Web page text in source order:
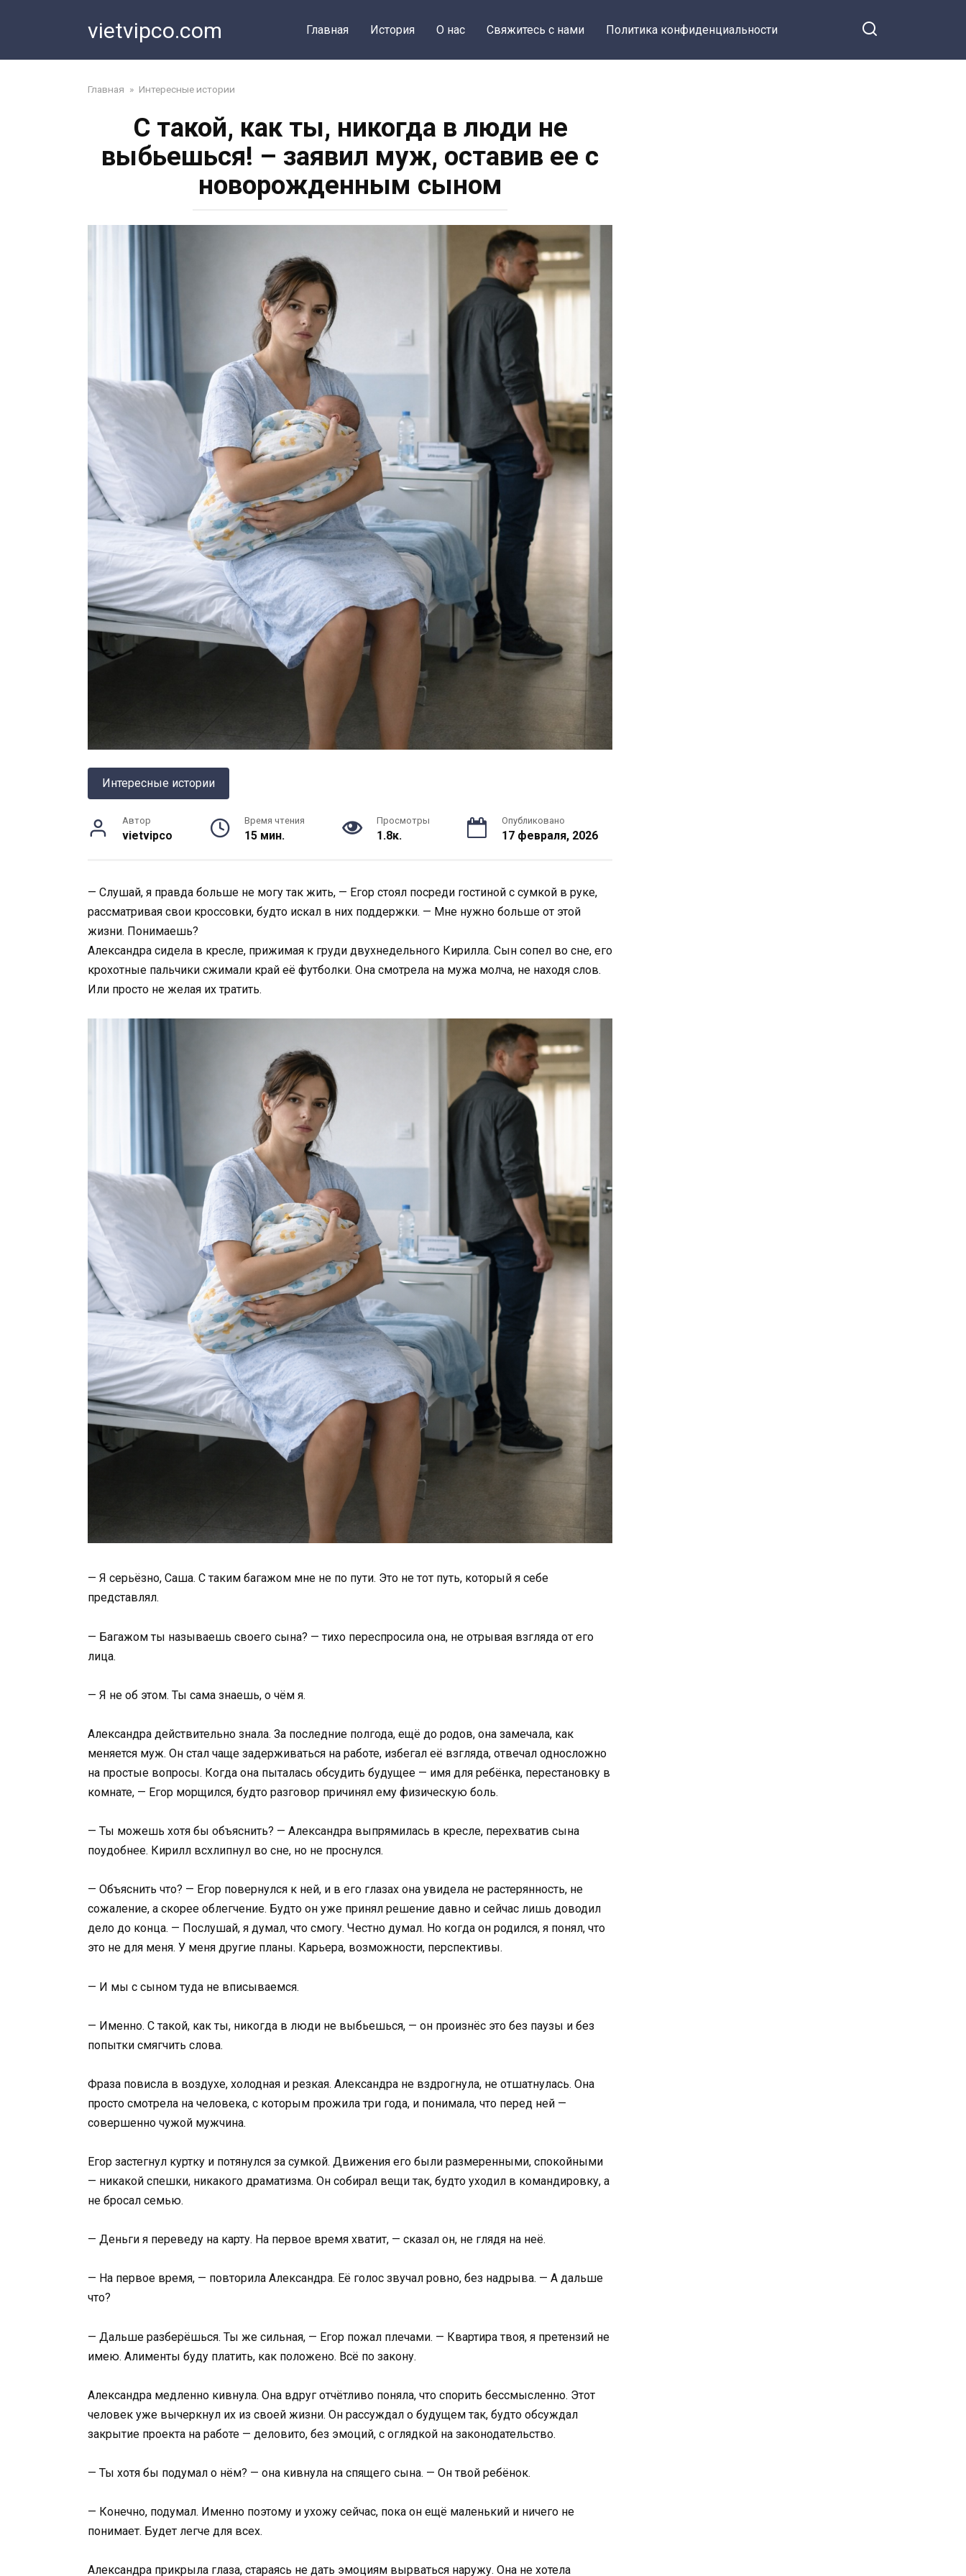
vietvipco.com Главная История О нас Свяжитесь с нами Политика конфиденциальности
Главная » Интересные истории
С такой, как ты, никогда в люди не
выбьешься! – заявил муж, оставив ее с
новорожденным сыном
Интересные истории
Автор
vietvipco
Время чтения
15 мин.
Просмотры
1.8к.
Опубликовано
17 февраля, 2026
— Слушай, я правда больше не могу так жить, — Егор стоял посреди гостиной с сумкой в руке,
рассматривая свои кроссовки, будто искал в них поддержки. — Мне нужно больше от этой
жизни. Понимаешь?
Александра сидела в кресле, прижимая к груди двухнедельного Кирилла. Сын сопел во сне, его
крохотные пальчики сжимали край её футболки. Она смотрела на мужа молча, не находя слов.
Или просто не желая их тратить.
— Я серьёзно, Саша. С таким багажом мне не по пути. Это не тот путь, который я себе
представлял.
— Багажом ты называешь своего сына? — тихо переспросила она, не отрывая взгляда от его
лица.
— Я не об этом. Ты сама знаешь, о чём я.
Александра действительно знала. За последние полгода, ещё до родов, она замечала, как
меняется муж. Он стал чаще задерживаться на работе, избегал её взгляда, отвечал односложно
на простые вопросы. Когда она пыталась обсудить будущее — имя для ребёнка, перестановку в
комнате, — Егор морщился, будто разговор причинял ему физическую боль.
— Ты можешь хотя бы объяснить? — Александра выпрямилась в кресле, перехватив сына
поудобнее. Кирилл всхлипнул во сне, но не проснулся.
— Объяснить что? — Егор повернулся к ней, и в его глазах она увидела не растерянность, не
сожаление, а скорее облегчение. Будто он уже принял решение давно и сейчас лишь доводил
дело до конца. — Послушай, я думал, что смогу. Честно думал. Но когда он родился, я понял, что
это не для меня. У меня другие планы. Карьера, возможности, перспективы.
— И мы с сыном туда не вписываемся.
— Именно. С такой, как ты, никогда в люди не выбьешься, — он произнёс это без паузы и без
попытки смягчить слова.
Фраза повисла в воздухе, холодная и резкая. Александра не вздрогнула, не отшатнулась. Она
просто смотрела на человека, с которым прожила три года, и понимала, что перед ней —
совершенно чужой мужчина.
Егор застегнул куртку и потянулся за сумкой. Движения его были размеренными, спокойными
— никакой спешки, никакого драматизма. Он собирал вещи так, будто уходил в командировку, а
не бросал семью.
— Деньги я переведу на карту. На первое время хватит, — сказал он, не глядя на неё.
— На первое время, — повторила Александра. Её голос звучал ровно, без надрыва. — А дальше
что?
— Дальше разберёшься. Ты же сильная, — Егор пожал плечами. — Квартира твоя, я претензий не
имею. Алименты буду платить, как положено. Всё по закону.
Александра медленно кивнула. Она вдруг отчётливо поняла, что спорить бессмысленно. Этот
человек уже вычеркнул их из своей жизни. Он рассуждал о будущем так, будто обсуждал
закрытие проекта на работе — деловито, без эмоций, с оглядкой на законодательство.
— Ты хотя бы подумал о нём? — она кивнула на спящего сына. — Он твой ребёнок.
— Конечно, подумал. Именно поэтому и ухожу сейчас, пока он ещё маленький и ничего не
понимает. Будет легче для всех.
Александра прикрыла глаза, стараясь не дать эмоциям вырваться наружу. Она не хотела